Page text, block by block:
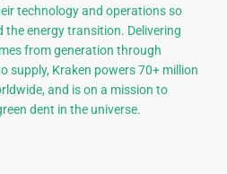
technology and operations so
the energy transition. Delivering
from generation through
supply, Kraken powers 70+ million
and is on a mission to
dent in the universe.